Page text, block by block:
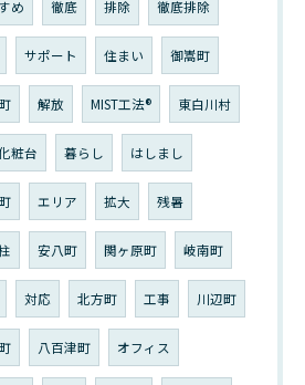
め 徹底 排除 徹底排除
サポート 住まい 御嵩町
解放 MIST工法®︎ 東白川村
粧台 暮らし はしまし
エリア 拡大 残暑
安八町 関ヶ原町 岐南町
対応 北方町 工事 川辺町
八百津町 オフィス